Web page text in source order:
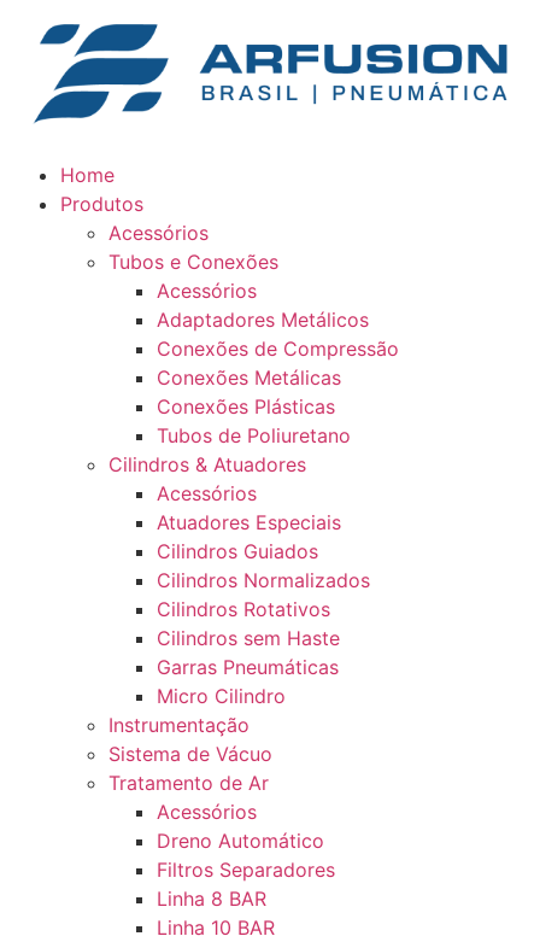
Home
Produtos
Acessórios
Tubos e Conexões
Acessórios
Adaptadores Metálicos
Conexões de Compressão
Conexões Metálicas
Conexões Plásticas
Tubos de Poliuretano
Cilindros & Atuadores
Acessórios
Atuadores Especiais
Cilindros Guiados
Cilindros Normalizados
Cilindros Rotativos
Cilindros sem Haste
Garras Pneumáticas
Micro Cilindro
Instrumentação
Sistema de Vácuo
Tratamento de Ar
Acessórios
Dreno Automático
Filtros Separadores
Linha 8 BAR
Linha 10 BAR